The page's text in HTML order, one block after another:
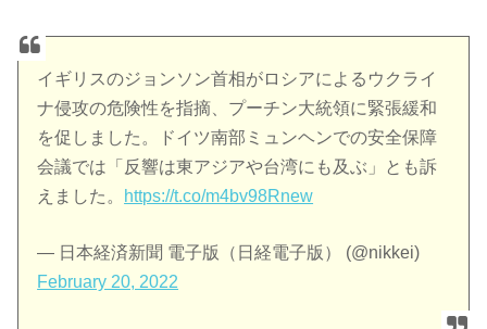
イギリスのジョンソン首相がロシアによるウクライ
ナ侵攻の危険性を指摘、プーチン大統領に緊張緩和
を促しました。ドイツ南部ミュンヘンでの安全保障
会議では「反響は東アジアや台湾にも及ぶ」とも訴
えました。
https://t.co/m4bv98Rnew
— 日本経済新聞 電子版（日経電子版） (@nikkei)
February 20, 2022